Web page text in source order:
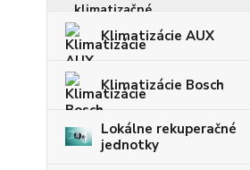
Klimatizácie AUX
Klimatizácie Bosch
Lokálne rekuperačné
jednotky